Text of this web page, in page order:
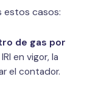
estos casos:
de gas por
en vigor, la
el contador.